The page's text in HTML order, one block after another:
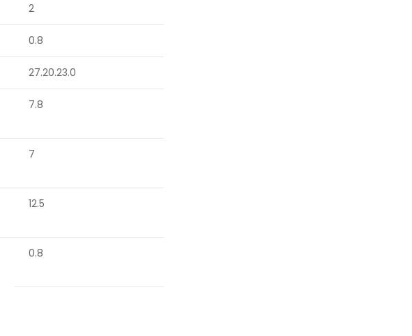
2
0.8
27.20.23.0
7.8
7
12.5
0.8